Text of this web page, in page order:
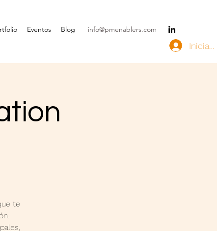
Eventos Blog info@pmenablers.com
Iniciar
te